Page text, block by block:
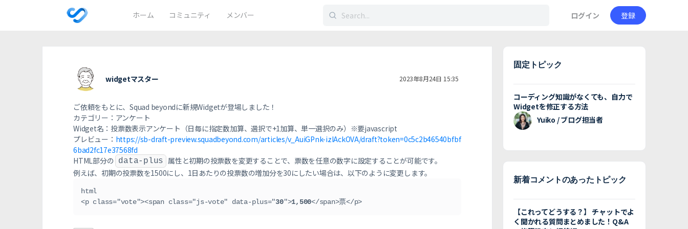
ホーム コミュニティ メンバー
検
ログイン 登録
widgetマスター 2023年8月24日 15:35
ご依頼をもとに、Squad beyondに新規Widgetが登場しました！
カテゴリー：アンケート
Widget名：投票数表示アンケート（日毎に指定数加算、選択で+1加算、単一選択のみ）※要javascript
プレビュー： https://sb-draft-preview.squadbeyond.com/articles/v_AuiGPnk-izIAckOVA/draft?token=0c5c2b46540bfbf
6bad2fc17e37568fd
HTML部分の
data-plus 属性と初期の投票数を変更することで、票数を任意の数字に設定することが可能です。
例えば、初期の投票数を1500にし、1日あたりの投票数の増加分を30にしたい場合は、以下のように変更します。
html
<p class="vote"><span class="js-vote" data-plus="30">1,500</span>票</p>
固定トピック
コーディング知識がなくても、自力で
Widgetを修正する方法
Yuiko / ブログ担当者
新着コメントのあったトピック
【これってどうする？】 チャットでよ
く聞かれる質問まとめました！Q&A